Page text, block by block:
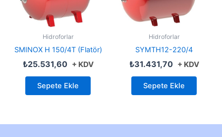
Hidroforlar
SMINOX H 150/4T (Flatör)
₺25.531,60 + KDV
Sepete Ekle
Hidroforlar
SYMTH12-220/4
₺31.431,70 + KDV
Sepete Ekle